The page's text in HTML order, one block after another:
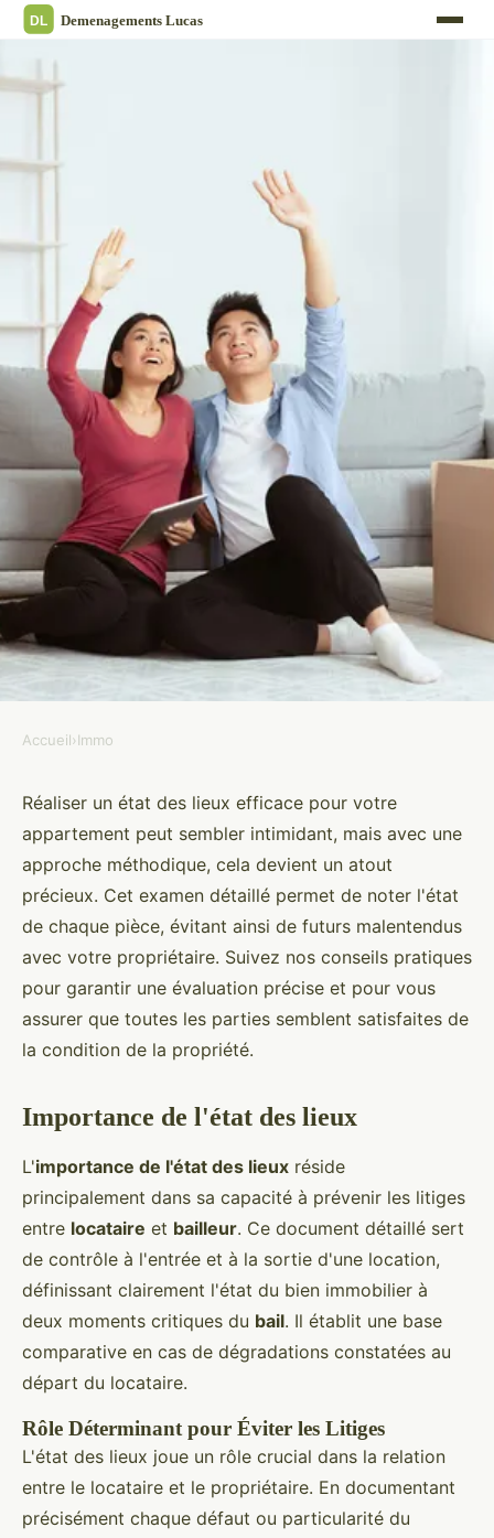
Comment réaliser un état des
lieux efficace pour votre
appartement ?
Ismaël•23 novembre 2024• 6 min de lecture
Accueil›Immo
Réaliser un état des lieux efficace pour votre
appartement peut sembler intimidant, mais avec une
approche méthodique, cela devient un atout
précieux. Cet examen détaillé permet de noter l'état
de chaque pièce, évitant ainsi de futurs malentendus
avec votre propriétaire. Suivez nos conseils pratiques
pour garantir une évaluation précise et pour vous
assurer que toutes les parties semblent satisfaites de
la condition de la propriété.
Importance de l'état des lieux
L'importance de l'état des lieux réside
principalement dans sa capacité à prévenir les litiges
entre locataire et bailleur. Ce document détaillé sert
de contrôle à l'entrée et à la sortie d'une location,
définissant clairement l'état du bien immobilier à
deux moments critiques du bail. Il établit une base
comparative en cas de dégradations constatées au
départ du locataire.
Rôle Déterminant pour Éviter les Litiges
L'état des lieux joue un rôle crucial dans la relation
entre le locataire et le propriétaire. En documentant
précisément chaque défaut ou particularité du